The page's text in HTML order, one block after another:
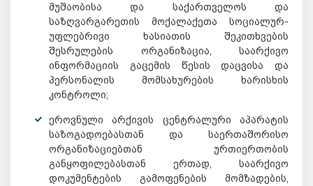
მუშაობისა და საქართველოს და
საზღვარგარეთის მოქალაქეთა სოციალურ-
უფლებრივი ხასიათის შეკითხვების
შესრულების ორგანიზაცია, საარქივო
ინფორმაციის გაცემის წესის დაცვისა და
პერსონალის მომსახურების ხარისხის
კონტროლი;
ეროვნული არქივის ცენტრალური აპარატის
საზოგადოებასთან და საერთაშორისო
ორგანიზაციებთან ურთიერთობის
განყოფილებასთან ერთად, საარქივო
დოკუმენტების გამოფენების მომზადების,